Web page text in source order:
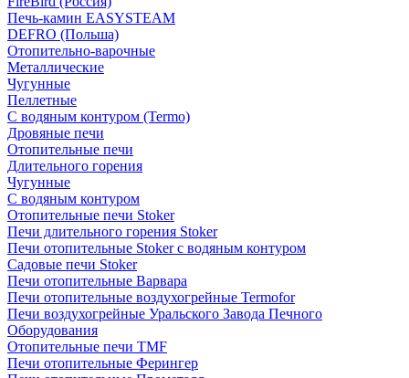
Печь-камин EASYSTEAM
DEFRO (Польша)
Отопительно-варочные
Металлические
Чугунные
Пеллетные
С водяным контуром (Termo)
Дровяные печи
Отопительные печи
Длительного горения
Чугунные
C водяным контуром
Отопительные печи Stoker
Печи длительного горения Stoker
Печи отопительные Stoker с водяным контуром
Садовые печи Stoker
Печи отопительные Варвара
Печи отопительные воздухогрейные Termofor
Печи воздухогрейные Уральского Завода Печного
Оборудования
Отопительные печи TMF
Печи отопительные Ферингер